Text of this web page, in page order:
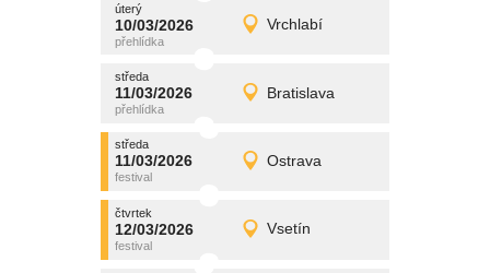
úterý
10/03/2026 Vrchlabí
úterý
10/03/2026 Detail
promítání
středa
11/03/2026 Bratislava
středa
11/03/2026 Detail
promítání
středa
11/03/2026 Ostrava
středa
11/03/2026 Detail
promítání
čtvrtek
12/03/2026 Vsetín
čtvrtek
12/03/2026 Detail
promítání